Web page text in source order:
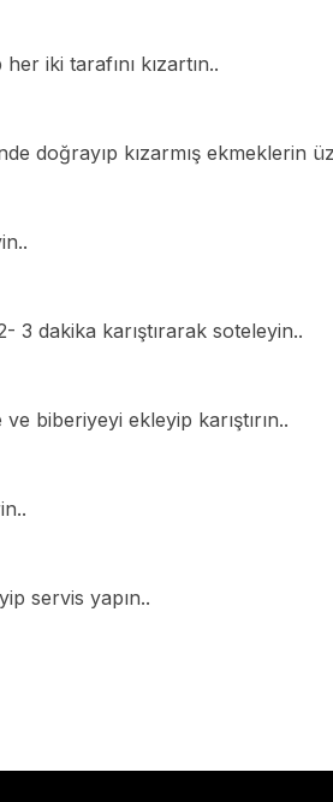
iki tarafını kızartın..
doğrayıp kızarmış ekmeklerin
3 dakika karıştırarak soteleyin..
biberiyeyi ekleyip karıştırın..
servis yapın..